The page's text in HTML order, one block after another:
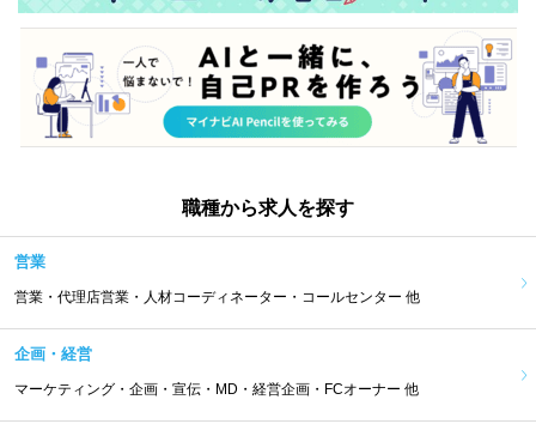
職種から求人を探す
営業
営業・代理店営業・人材コーディネーター・コールセンター 他
企画・経営
マーケティング・企画・宣伝・MD・経営企画・FCオーナー 他